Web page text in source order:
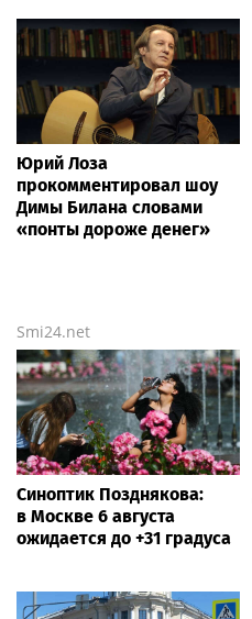
Юрий Лоза
прокомментировал шоу
Димы Билана словами
«понты дороже денег»
Smi24.net
Синоптик Позднякова:
в Москве 6 августа
ожидается до +31 градуса